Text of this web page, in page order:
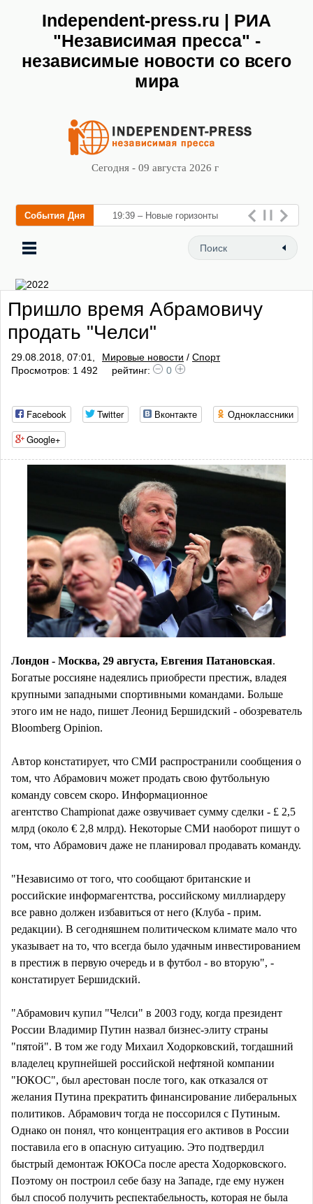
Independent-press.ru | РИА
"Независимая пресса" -
независимые новости со всего
мира
Сегодня - 09 августа 2026 г
События Дня 19:39 – Новые горизонты
флебологии: в Москве
открылся «Городской центр
заб
Пришло время Абрамовичу
продать "Челси"
29.08.2018, 07:01, Мировые новости / Спорт
Просмотров: 1 492
рейтинг: 0
Facebook Twitter Вконтакте
Одноклассники
Google+
Лондон - Москва, 29 августа, Евгения Патановская.
Богатые россияне надеялись приобрести престиж, владея
крупными западными спортивными командами. Больше
этого им не надо, пишет Леонид Бершидский - обозреватель
Bloomberg Opinion.
Автор констатирует, что СМИ распространили сообщения о
том, что Абрамович может продать свою футбольную
команду совсем скоро. Информационное
агентство Championat даже озвучивает сумму сделки - £ 2,5
млрд (около € 2,8 млрд). Некоторые СМИ наоборот пишут о
том, что Абрамович даже не планировал продавать команду.
"Независимо от того, что сообщают британские и
российские информагентства, российскому миллиардеру
все равно должен избавиться от него (Клуба - прим.
редакции). В сегодняшнем политическом климате мало что
указывает на то, что всегда было удачным инвестированием
в престиж в первую очередь и в футбол - во вторую", -
констатирует Бершидский.
"Абрамович купил "Челси" в 2003 году, когда президент
России Владимир Путин назвал бизнес-элиту страны
"пятой". В том же году Михаил Ходорковский, тогдашний
владелец крупнейшей российской нефтяной компании
"ЮКОС", был арестован после того, как отказался от
желания Путина прекратить финансирование либеральных
политиков. Абрамович тогда не поссорился с Путиным.
Однако он понял, что концентрация его активов в России
поставила его в опасную ситуацию. Это подтвердил
быстрый демонтаж ЮКОСа после ареста Ходорковского.
Поэтому он построил себе базу на Западе, где ему нужен
был способ получить респектабельность, которая не была